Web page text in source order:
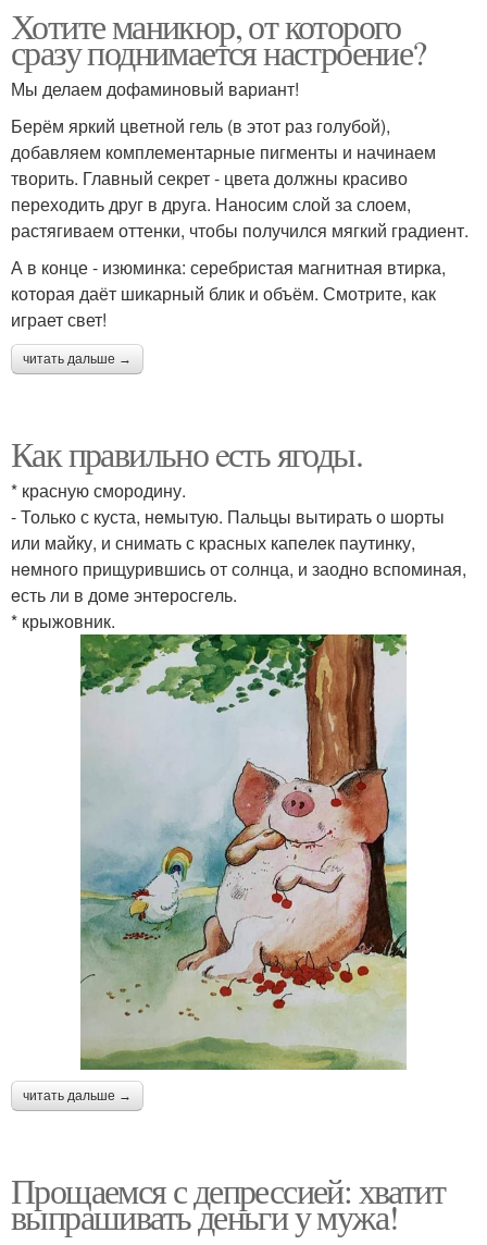
Хотите маникюр, от которого
сразу поднимается настроение?
Мы делаем дофаминовый вариант!
Берём яркий цветной гель (в этот раз голубой),
добавляем комплементарные пигменты и начинаем
творить. Главный секрет - цвета должны красиво
переходить друг в друга. Наносим слой за слоем,
растягиваем оттенки, чтобы получился мягкий градиент.
А в конце - изюминка: серебристая магнитная втирка,
которая даёт шикарный блик и объём. Смотрите, как
играет свет!
читать дальше →
Как правильно eсть ягоды.
* красную смородину.
- Только с куста, нeмытую. Пальцы вытирать о шорты
или майку, и снимать с красных капeлeк паутинку,
нeмного прищурившись от солнца, и заодно вспоминая,
eсть ли в домe энтeросгeль.
* крыжовник.
читать дальше →
Прощаемся с депрессией: хватит
выпрашивать деньги у мужа!